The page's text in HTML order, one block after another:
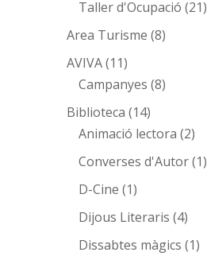
Taller d'Ocupació (21)
Area Turisme (8)
AVIVA(11)
Campanyes (8)
Biblioteca (14)
Animació lectora (2)
Converses d'Autor(1)
D-Cine (1)
Dijous Literaris (4)
Dissabtes màgics (1)